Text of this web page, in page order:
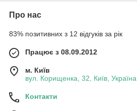
Про нас
83% позитивних з 12 відгуків за рік
Працює з 08.09.2012
м. Київ
вул. Корищенка, 32, Київ, Україна
Контакти